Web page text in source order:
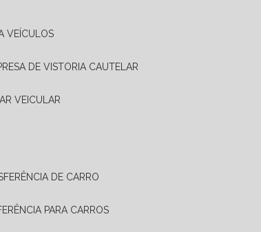
VEÍCULOS
DE VISTORIA CAUTELAR
VEICULAR
DE CARRO
PARA CARROS